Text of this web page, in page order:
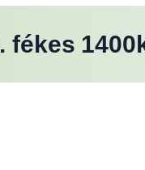
fékes